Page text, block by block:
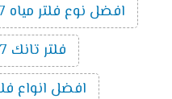
افضل نوع فلتر مياه 7 مراحل
فلتر تانك 7 مراحل بى تك
افضل انواع فلاتر